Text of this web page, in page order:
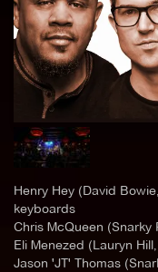
Henry Hey (David
keyboards
Chris McQueen (Snarky
Eli Menezed (Lauryn
Jason 'JT' Thomas